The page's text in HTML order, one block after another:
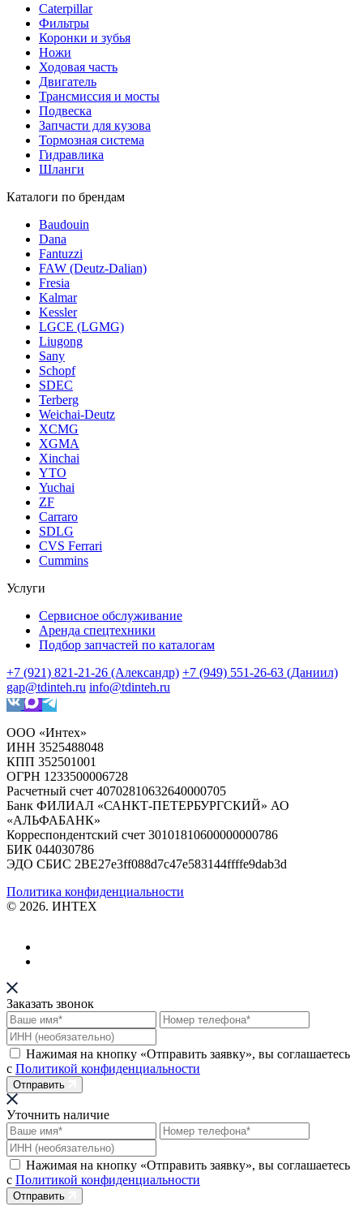
Caterpillar
Фильтры
Коронки и зубья
Ножи
Ходовая часть
Двигатель
Трансмиссия и мосты
Подвеска
Запчасти для кузова
Тормозная система
Гидравлика
Шланги
Каталоги по брендам
Baudouin
Dana
Fantuzzi
FAW (Deutz-Dalian)
Fresia
Kalmar
Kessler
LGCE (LGMG)
Liugong
Sany
Schopf
SDEC
Terberg
Weichai-Deutz
XCMG
XGMA
Xinchai
YTO
Yuchai
ZF
Carraro
SDLG
CVS Ferrari
Cummins
Услуги
Сервисное обслуживание
Аренда спецтехники
Подбор запчастей по каталогам
+7 (921) 821-21-26 (Александр) +7 (949) 551-26-63 (Даниил)
gap@tdinteh.ru info@tdinteh.ru
ООО «Интех»
ИНН 3525488048
КПП 352501001
ОГРН 1233500006728
Расчетный счет 40702810632640000705
Банк ФИЛИАЛ «САНКТ-ПЕТЕРБУРГСКИЙ» АО
«АЛЬФАБАНК»
Корреспондентский счет 30101810600000000786
БИК 044030786
ЭДО СБИС 2BE27e3ff088d7c47e583144ffffe9dab3d
Политика конфиденциальности
© 2026. ИНТЕХ
Заказать звонок
Нажимая на кнопку «Отправить заявку», вы соглашаетесь
с Политикой конфиденциальности
Отправить
Уточнить наличие
Нажимая на кнопку «Отправить заявку», вы соглашаетесь
с Политикой конфиденциальности
Отправить